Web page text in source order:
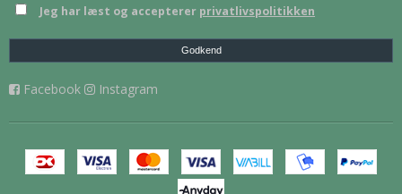
Jeg har læst og accepterer privatlivspolitikken
Godkend
Facebook Instagram